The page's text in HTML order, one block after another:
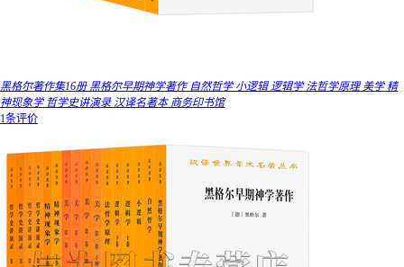
黑格尔著作集16册 黑格尔早期神学著作 自然哲学 小逻辑 逻辑学 法哲学原理 美学 精
神现象学 哲学史讲演录 汉译名著本 商务印书馆
1条评价